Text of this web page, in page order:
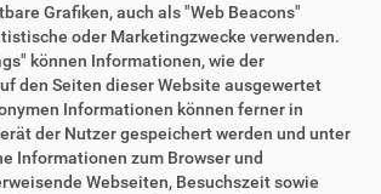
Grafiken, auch als "Web Beacons"
oder Marketingzwecke verwenden.
können Informationen, wie der
den Seiten dieser Website ausgewertet
Informationen können ferner in
der Nutzer gespeichert werden und unter
Informationen zum Browser und
Webseiten, Besuchszeit sowie